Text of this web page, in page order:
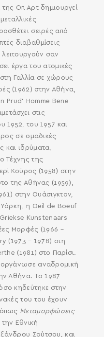
της Οπ Αρτ δημιουργεί
σειρές από
διαβαθμίσεις
σαν
έργα του ατομικές
Γαλλία σε χώρους
(1962) στην Αθήνα,
Prud’ Homme Bene
στις
1952, του 1957 και
σε ομαδικές
και ιδρύματα,
Τέχνης της
Κούρος (1958) στην
της Αθήνας (1959),
στην Ουάσιγκτον,
η Oeil de Boeuf
Kunstenaars
Μορφές (1966 –
(1973 – 1978) στη
(1981) στο Παρίσι.
αναδρομική
Αθήνα. Το 1987
κηδεύτηκε στην
του του έχουν
όπως Μεταμορφώσεις
Εθνική
Σούτσου, και